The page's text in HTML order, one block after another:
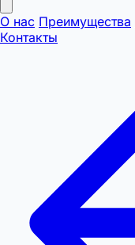
О нас Преимущества
Контакты